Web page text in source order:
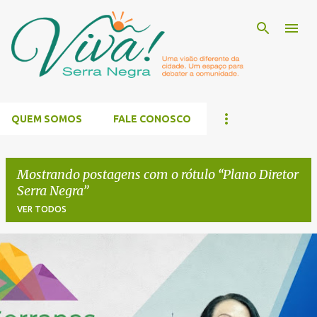
Pular para o conteúdo principal
QUEM SOMOS FALE CONOSCO
Mostrando postagens com o rótulo Plano Diretor
Serra Negra
VER TODOS
P
o
s